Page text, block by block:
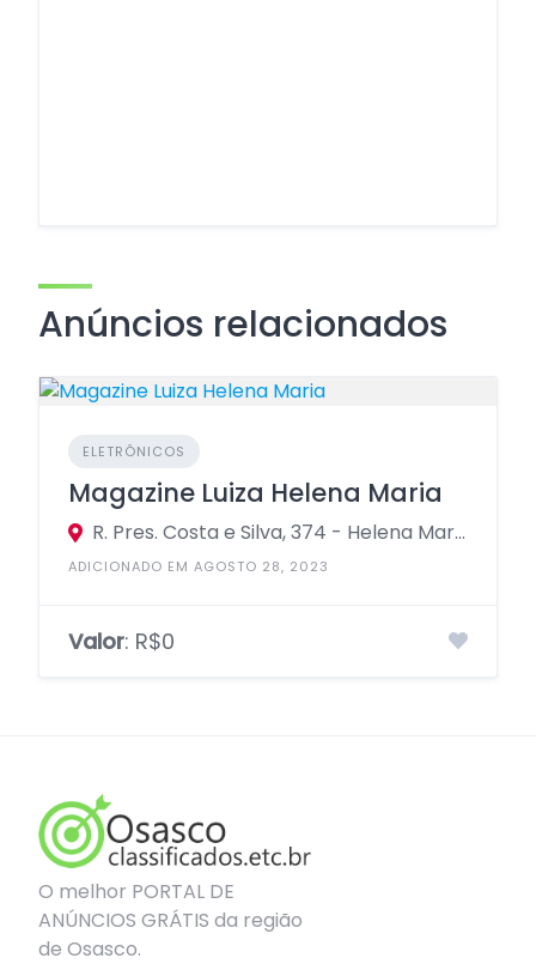
Anúncios relacionados
ELETRÔNICOS
Magazine Luiza Helena Maria
R. Pres. Costa e Silva, 374 - Helena Maria, Osasco - SP, 06253-000
ADICIONADO EM AGOSTO 28, 2023
Valor: R$0
O melhor PORTAL DE
ANÚNCIOS GRÁTIS da região
de Osasco.